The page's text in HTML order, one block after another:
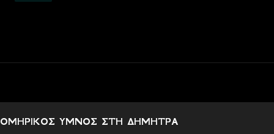
ΟΜΗΡΙΚΟΣ ΥΜΝΟΣ ΣΤΗ ΔΗΜΗΤΡΑ